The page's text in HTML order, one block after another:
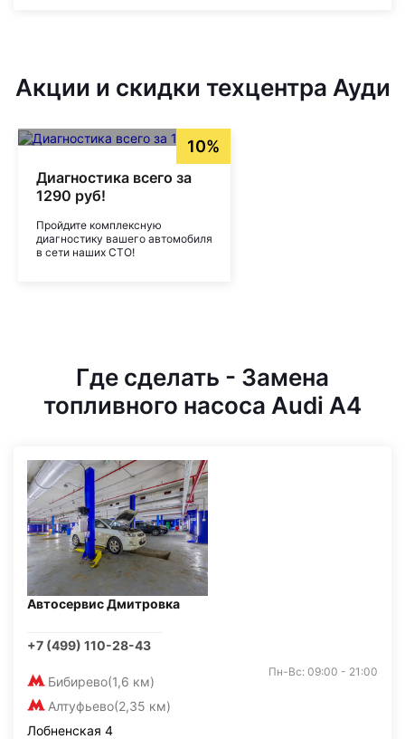
Акции и скидки техцентра Ауди
10%
Диагностика всего за
1290 руб!
Пройдите комплексную
диагностику вашего автомобиля
в сети наших СТО!
Где сделать - Замена
топливного насоса Audi A4
Автосервис Дмитровка
+7 (499) 110-28-43
Бибирево(1,6 км)
Алтуфьево(2,35 км)
Пн-Вс: 09:00 - 21:00
Лобненская 4